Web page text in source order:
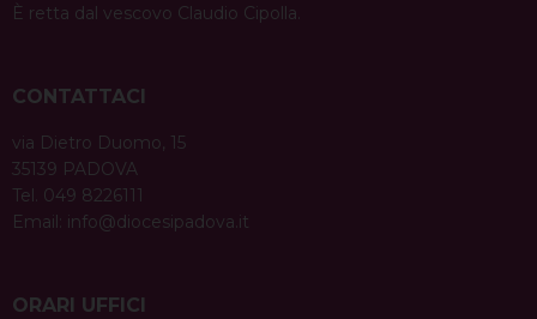
È retta dal vescovo Claudio Cipolla.
CONTATTACI
via Dietro Duomo, 15
35139 PADOVA
Tel. 049 8226111
Email: info@diocesipadova.it
ORARI UFFICI